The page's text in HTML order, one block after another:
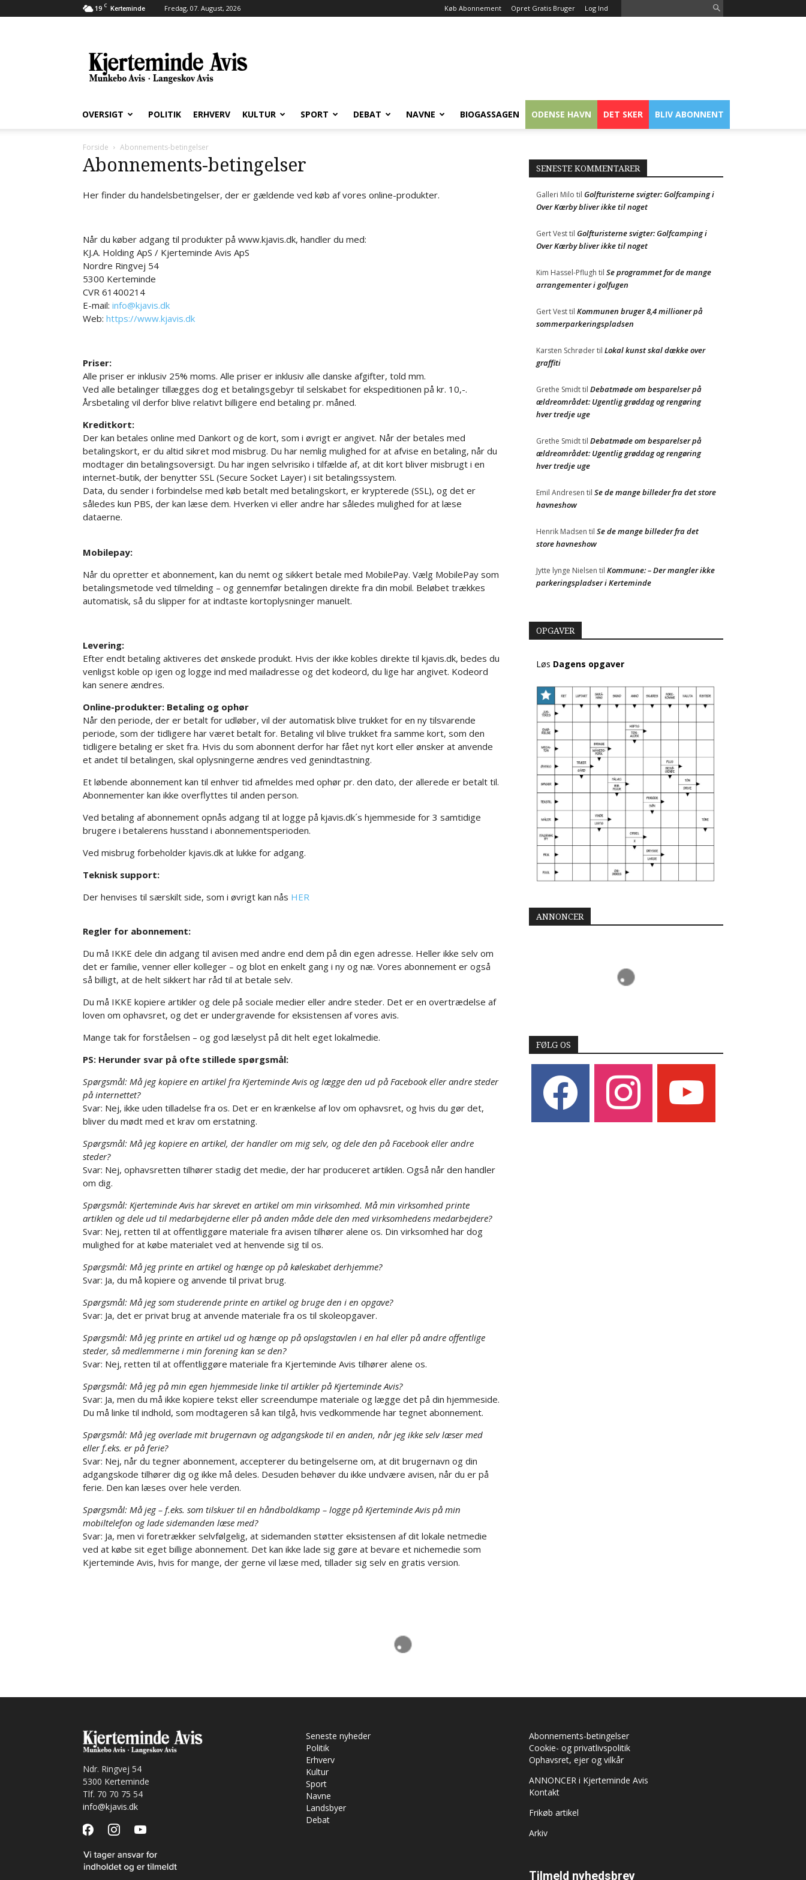
19 C Kerteminde Fredag, 07. August, 2026 Køb Abonnement Opret Gratis Bruger Log Ind
Avis
OVERSIGT POLITIK ERHVERV KULTUR SPORT DEBAT NAVNE BIOGASSAGEN ODENSE HAVN DET SKER BLIV ABONNENT
Forside Abonnements-betingelser
Abonnements-betingelser
Her finder du handelsbetingelser, der er gældende ved køb af vores online-produkter.
Når du køber adgang til produkter på www.kjavis.dk, handler du med:
KJ.A. Holding ApS / Kjerteminde Avis ApS
Nordre Ringvej 54
5300 Kerteminde
CVR 61400214
E-mail: info@kjavis.dk
Web: https://www.kjavis.dk
Priser:
Alle priser er inklusiv 25% moms. Alle priser er inklusiv alle danske afgifter, told mm.
Ved alle betalinger tillægges dog et betalingsgebyr til selskabet for ekspeditionen på kr. 10,-.
Årsbetaling vil derfor blive relativt billigere end betaling pr. måned.
Kreditkort:
Der kan betales online med Dankort og de kort, som i øvrigt er angivet. Når der betales med
betalingskort, er du altid sikret mod misbrug. Du har nemlig mulighed for at afvise en betaling, når du
modtager din betalingsoversigt. Du har ingen selvrisiko i tilfælde af, at dit kort bliver misbrugt i en
internet-butik, der benytter SSL (Secure Socket Layer) i sit betalingssystem.
Data, du sender i forbindelse med køb betalt med betalingskort, er krypterede (SSL), og det er
således kun PBS, der kan læse dem. Hverken vi eller andre har således mulighed for at læse
dataerne.
Mobilepay:
Når du opretter et abonnement, kan du nemt og sikkert betale med MobilePay. Vælg MobilePay som
betalingsmetode ved tilmelding – og gennemfør betalingen direkte fra din mobil. Beløbet trækkes
automatisk, så du slipper for at indtaste kortoplysninger manuelt.
Levering:
Efter endt betaling aktiveres det ønskede produkt. Hvis der ikke kobles direkte til kjavis.dk, bedes du
venligst koble op igen og logge ind med mailadresse og det kodeord, du lige har angivet. Kodeord
kan senere ændres.
Online-produkter: Betaling og ophør
Når den periode, der er betalt for udløber, vil der automatisk blive trukket for en ny tilsvarende
periode, som der tidligere har været betalt for. Betaling vil blive trukket fra samme kort, som den
tidligere betaling er sket fra. Hvis du som abonnent derfor har fået nyt kort eller ønsker at anvende
et andet til betalingen, skal oplysningerne ændres ved genindtastning.
Et løbende abonnement kan til enhver tid afmeldes med ophør pr. den dato, der allerede er betalt til.
Abonnementer kan ikke overflyttes til anden person.
Ved betaling af abonnement opnås adgang til at logge på kjavis.dk´s hjemmeside for 3 samtidige
brugere i betalerens husstand i abonnementsperioden.
Ved misbrug forbeholder kjavis.dk at lukke for adgang.
Teknisk support:
Der henvises til særskilt side, som i øvrigt kan nås HER
Regler for abonnement:
Du må IKKE dele din adgang til avisen med andre end dem på din egen adresse. Heller ikke selv om
det er familie, venner eller kolleger – og blot en enkelt gang i ny og næ. Vores abonnement er også
så billigt, at de helt sikkert har råd til at betale selv.
Du må IKKE kopiere artikler og dele på sociale medier eller andre steder. Det er en overtrædelse af
loven om ophavsret, og det er undergravende for eksistensen af vores avis.
Mange tak for forståelsen – og god læselyst på dit helt eget lokalmedie.
PS: Herunder svar på ofte stillede spørgsmål:
Spørgsmål: Må jeg kopiere en artikel fra Kjerteminde Avis og lægge den ud på Facebook eller andre steder
på internettet?
Svar: Nej, ikke uden tilladelse fra os. Det er en krænkelse af lov om ophavsret, og hvis du gør det,
bliver du mødt med et krav om erstatning.
Spørgsmål: Må jeg kopiere en artikel, der handler om mig selv, og dele den på Facebook eller andre
steder?
Svar: Nej, ophavsretten tilhører stadig det medie, der har produceret artiklen. Også når den handler
om dig.
Spørgsmål: Kjerteminde Avis har skrevet en artikel om min virksomhed. Må min virksomhed printe
artiklen og dele ud til medarbejderne eller på anden måde dele den med virksomhedens medarbejdere?
Svar: Nej, retten til at offentliggøre materiale fra avisen tilhører alene os. Din virksomhed har dog
mulighed for at købe materialet ved at henvende sig til os.
Spørgsmål: Må jeg printe en artikel og hænge op på køleskabet derhjemme?
Svar: Ja, du må kopiere og anvende til privat brug.
Spørgsmål: Må jeg som studerende printe en artikel og bruge den i en opgave?
Svar: Ja, det er privat brug at anvende materiale fra os til skoleopgaver.
Spørgsmål: Må jeg printe en artikel ud og hænge op på opslagstavlen i en hal eller på andre offentlige
steder, så medlemmerne i min forening kan se den?
Svar: Nej, retten til at offentliggøre materiale fra Kjerteminde Avis tilhører alene os.
Spørgsmål: Må jeg på min egen hjemmeside linke til artikler på Kjerteminde Avis?
Svar: Ja, men du må ikke kopiere tekst eller screendumpe materiale og lægge det på din hjemmeside.
Du må linke til indhold, som modtageren så kan tilgå, hvis vedkommende har tegnet abonnement.
Spørgsmål: Må jeg overlade mit brugernavn og adgangskode til en anden, når jeg ikke selv læser med
eller f.eks. er på ferie?
Svar: Nej, når du tegner abonnement, accepterer du betingelserne om, at dit brugernavn og din
adgangskode tilhører dig og ikke må deles. Desuden behøver du ikke undvære avisen, når du er på
ferie. Den kan læses over hele verden.
Spørgsmål: Må jeg – f.eks. som tilskuer til en håndboldkamp – logge på Kjerteminde Avis på min
mobiltelefon og lade sidemanden læse med?
Svar: Ja, men vi foretrækker selvfølgelig, at sidemanden støtter eksistensen af dit lokale netmedie
ved at købe sit eget billige abonnement. Det kan ikke lade sig gøre at bevare et nichemedie som
Kjerteminde Avis, hvis for mange, der gerne vil læse med, tillader sig selv en gratis version.
SENESTE KOMMENTARER
Galleri Milo til Golfturisterne svigter: Golfcamping i
Over Kærby bliver ikke til noget
Gert Vesttil Golfturisterne svigter: Golfcamping i
Over Kærby bliver ikke til noget
Kim Hassel-Pflugh til Se programmet for de mange
arrangementer i golfugen
Gert Vesttil Kommunen bruger 8,4 millioner på
sommerparkeringspladsen
Karsten Schrødertil Lokal kunst skal dække over
graffiti
Grethe Smidttil Debatmøde om besparelser på
ældreområdet: Ugentlig grøddag og rengøring
hver tredje uge
Grethe Smidttil Debatmøde om besparelser på
ældreområdet: Ugentlig grøddag og rengøring
hver tredje uge
Emil Andresen til Se de mange billeder fra det store
havneshow
Henrik Madsen til Se de mange billeder fra det
store havneshow
Jytte lynge Nielsen til Kommune: – Der mangler ikke
parkeringspladser i Kerteminde
OPGAVER
Løs Dagens opgaver
ANNONCER
FØLG OS
instagram
Ndr. Ringvej 54
5300 Kerteminde
Tlf. 70 70 75 54
info@kjavis.dk
facebookinstagramyoutube
Seneste nyheder
Politik
Erhverv
Kultur
Sport
Navne
Landsbyer
Debat
Abonnements-betingelser
Cookie- og privatlivspolitik
Ophavsret, ejer og vilkår
ANNONCER i Kjerteminde Avis
Kontakt
Frikøb artikel
Arkiv
Tilmeld nyhedsbrev